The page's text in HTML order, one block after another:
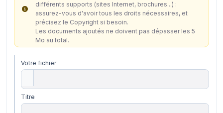
différents supports (sites Internet, brochures...) :
assurez-vous d'avoir tous les droits nécessaires, et
précisez le Copyright si besoin.
Les documents ajoutés ne doivent pas dépasser les 5
Mo au total.
Votre fichier
Titre